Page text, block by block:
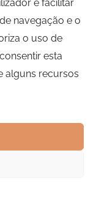
e facilitar
navegação e o
o uso de
esta
alguns recursos
às 17h00